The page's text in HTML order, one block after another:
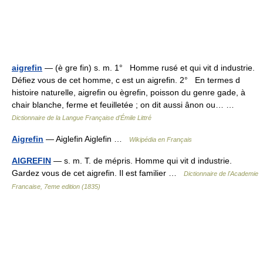
aigrefin — (è gre fin) s. m. 1° Homme rusé et qui vit d industrie.
Défiez vous de cet homme, c est un aigrefin. 2° En termes d
histoire naturelle, aigrefin ou ègrefin, poisson du genre gade, à
chair blanche, ferme et feuilletée ; on dit aussi ânon ou… …
Dictionnaire de la Langue Française d'Émile Littré
Aigrefin — Aiglefin Aiglefin … Wikipédia en Français
AIGREFIN — s. m. T. de mépris. Homme qui vit d industrie.
Gardez vous de cet aigrefin. Il est familier …
Dictionnaire de l'Academie
Francaise, 7eme edition (1835)